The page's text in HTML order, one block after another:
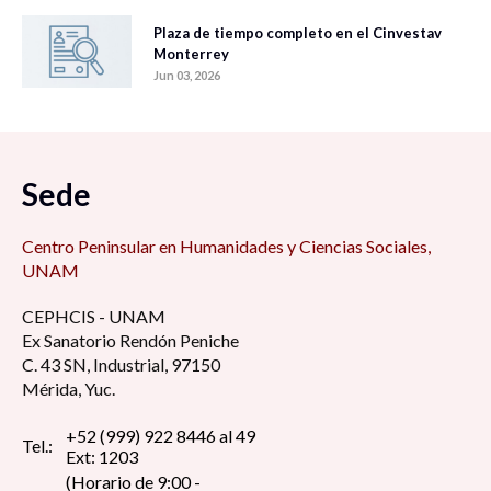
Plaza de tiempo completo en el Cinvestav
Monterrey
Jun 03, 2026
Sede
Centro Peninsular en Humanidades y Ciencias Sociales,
UNAM
CEPHCIS - UNAM
Ex Sanatorio Rendón Peniche
C. 43 SN, Industrial, 97150
Mérida, Yuc.
Tel.:
+52 (999) 922 8446 al 49
Ext: 1203
(Horario de 9:00 -